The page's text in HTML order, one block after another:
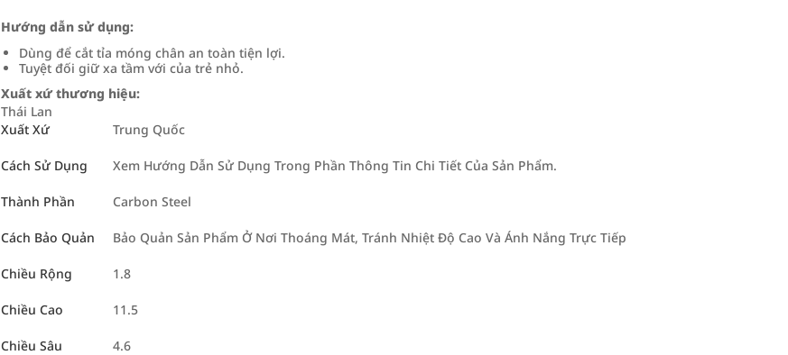
Hướng dẫn sử dụng:
Dùng để cắt tỉa móng chân an toàn tiện lợi.
Tuyệt đối giữ xa tầm với của trẻ nhỏ.
Xuất xứ thương hiệu:
Thái Lan
Xuất Xứ
Trung Quốc
Cách Sử Dụng Xem Hướng Dẫn Sử Dụng Trong Phần Thông Tin Chi Tiết Của Sản Phẩm.
Thành Phần Carbon Steel
Cách Bảo Quản Bảo Quản Sản Phẩm Ở Nơi Thoáng Mát, Tránh Nhiệt Độ Cao Và Ánh Nắng Trực Tiếp
Chiều Rộng 1.8
Chiều Cao 11.5
Chiều Sâu 4.6